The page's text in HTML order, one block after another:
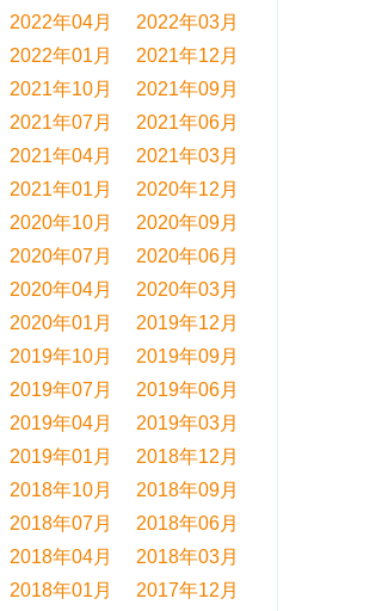
2022年04月
2022年03月
2022年01月
2021年12月
2021年10月
2021年09月
2021年07月
2021年06月
2021年04月
2021年03月
2021年01月
2020年12月
2020年10月
2020年09月
2020年07月
2020年06月
2020年04月
2020年03月
2020年01月
2019年12月
2019年10月
2019年09月
2019年07月
2019年06月
2019年04月
2019年03月
2019年01月
2018年12月
2018年10月
2018年09月
2018年07月
2018年06月
2018年04月
2018年03月
2018年01月
2017年12月